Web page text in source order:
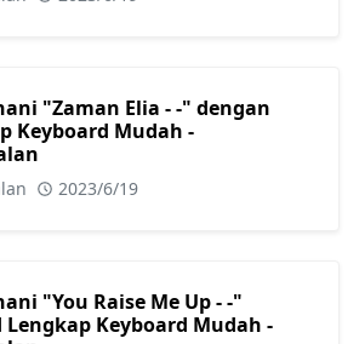
"Zaman Elia - -" dengan
Keyboard Mudah -
2023/6/19
"You Raise Me Up - -"
Keyboard Mudah -